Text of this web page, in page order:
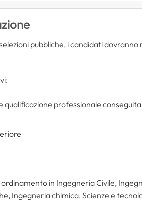
pubbliche, i candidati
qualificazione professionale
in Ingegneria Civile,
Ingegneria chimica, Scienze e